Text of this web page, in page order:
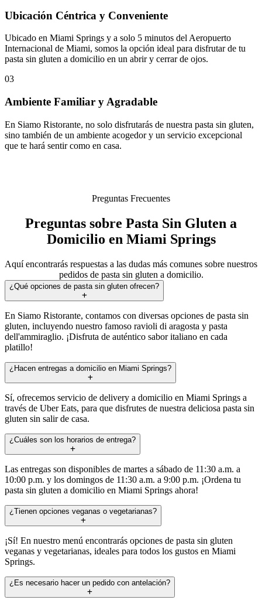
Ubicación Céntrica y Conveniente
Ubicado en Miami Springs y a solo 5 minutos del Aeropuerto
Internacional de Miami, somos la opción ideal para disfrutar de tu
pasta sin gluten a domicilio en un abrir y cerrar de ojos.
03
Ambiente Familiar y Agradable
En Siamo Ristorante, no solo disfrutarás de nuestra pasta sin gluten,
sino también de un ambiente acogedor y un servicio excepcional
que te hará sentir como en casa.
Preguntas Frecuentes
Preguntas sobre Pasta Sin Gluten a
Domicilio en Miami Springs
Aquí encontrarás respuestas a las dudas más comunes sobre nuestros
pedidos de pasta sin gluten a domicilio.
¿Qué opciones de pasta sin gluten ofrecen?
En Siamo Ristorante, contamos con diversas opciones de pasta sin
gluten, incluyendo nuestro famoso ravioli di aragosta y pasta
dell'ammiraglio. ¡Disfruta de auténtico sabor italiano en cada
platillo!
¿Hacen entregas a domicilio en Miami Springs?
Sí, ofrecemos servicio de delivery a domicilio en Miami Springs a
través de Uber Eats, para que disfrutes de nuestra deliciosa pasta sin
gluten sin salir de casa.
¿Cuáles son los horarios de entrega?
Las entregas son disponibles de martes a sábado de 11:30 a.m. a
10:00 p.m. y los domingos de 11:30 a.m. a 9:00 p.m. ¡Ordena tu
pasta sin gluten a domicilio en Miami Springs ahora!
¿Tienen opciones veganas o vegetarianas?
¡Sí! En nuestro menú encontrarás opciones de pasta sin gluten
veganas y vegetarianas, ideales para todos los gustos en Miami
Springs.
¿Es necesario hacer un pedido con antelación?